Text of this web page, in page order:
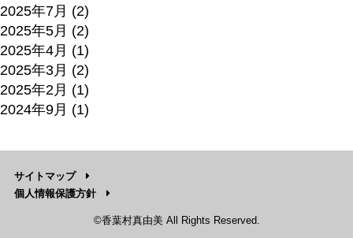
2025年7月 (2)
2025年5月 (2)
2025年4月 (1)
2025年3月 (2)
2025年2月 (1)
2024年9月 (1)
サイトマップ
個人情報保護方針
©香葉村真由美 All Rights Reserved.